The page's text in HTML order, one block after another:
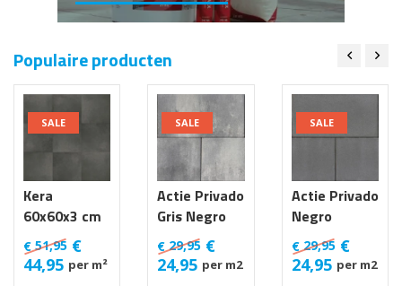
Populaire producten
Kera
60x60x3 cm
Luik
€ 51,95 €
44,95 per m²
SALE
Actie Privado
Gris Negro
30x60x6 cm
€ 29,95 €
24,95 per m2
SALE
Actie Privado
Negro
30x60x6 cm
€29,95 €
24,95 per m2
SALE